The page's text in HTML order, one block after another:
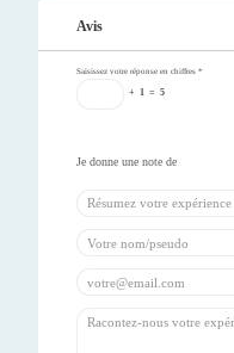
Avis
Saisissez votre réponse en chiffres *
+ 1 = 5